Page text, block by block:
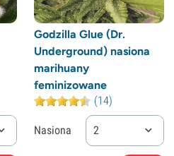
Godzilla Glue (Dr.
Underground) nasiona
marihuany
feminizowane
(14)
Nasiona 2